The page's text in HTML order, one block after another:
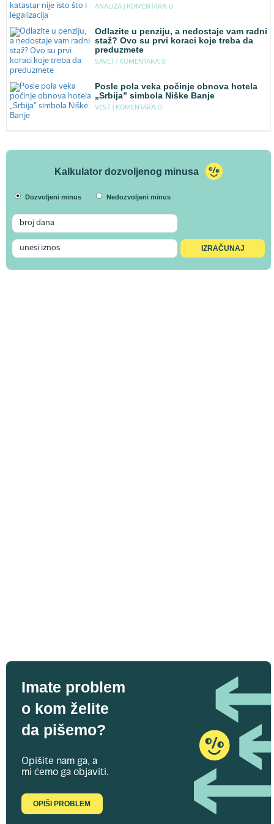
ANALIZA | KOMENTARA: 0
Odlazite u penziju, a nedostaje vam radni
staž? Ovo su prvi koraci koje treba da
preduzmete
SAVET | KOMENTARA: 0
Posle pola veka počinje obnova hotela
„Srbija” simbola Niške Banje
VEST | KOMENTARA: 0
Kalkulator dozvoljenog minusa
Dozvoljeni minus Nedozvoljeni minus
Imate problem
o kom želite
da pišemo?
Opišite nam ga, a
mi ćemo ga objaviti.
OPIŠI PROBLEM